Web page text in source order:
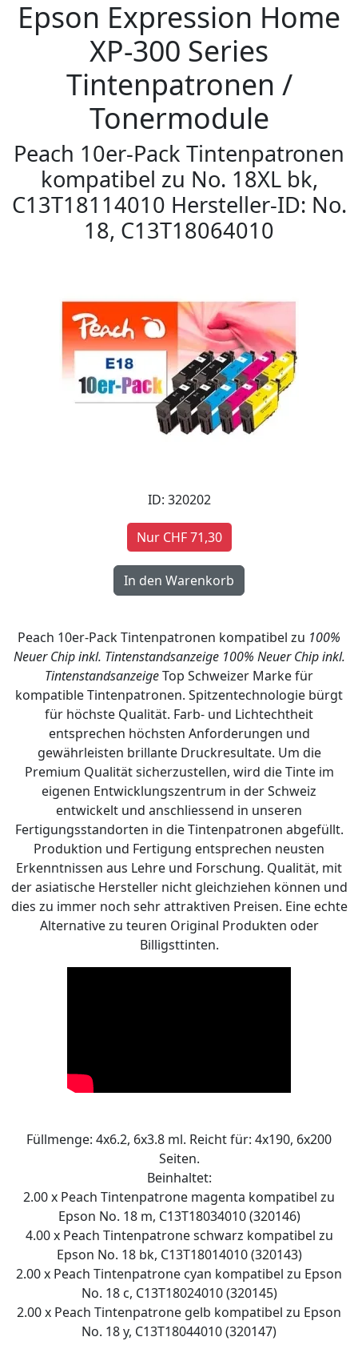
Epson Expression Home
XP-300 Series
Tintenpatronen /
Tonermodule
Peach 10er-Pack Tintenpatronen
kompatibel zu No. 18XL bk,
C13T18114010 Hersteller-ID: No.
18, C13T18064010
ID: 320202
Nur CHF 71,30
Peach 10er-Pack Tintenpatronen kompatibel zu 100%
Neuer Chip inkl. Tintenstandsanzeige 100% Neuer Chip inkl.
TintenstandsanzeigeTop Schweizer Marke für
kompatible Tintenpatronen. Spitzentechnologie bürgt
für höchste Qualität. Farb- und Lichtechtheit
entsprechen höchsten Anforderungen und
gewährleisten brillante Druckresultate. Um die
Premium Qualität sicherzustellen, wird die Tinte im
eigenen Entwicklungszentrum in der Schweiz
entwickelt und anschliessend in unseren
Fertigungsstandorten in die Tintenpatronen abgefüllt.
Produktion und Fertigung entsprechen neusten
Erkenntnissen aus Lehre und Forschung. Qualität, mit
der asiatische Hersteller nicht gleichziehen können und
dies zu immer noch sehr attraktiven Preisen. Eine echte
Alternative zu teuren Original Produkten oder
Billigsttinten.
Füllmenge: 4x6.2, 6x3.8 ml. Reicht für: 4x190, 6x200
Seiten.
Beinhaltet:
2.00 x Peach Tintenpatrone magenta kompatibel zu
Epson No. 18 m, C13T18034010 (320146)
4.00 x Peach Tintenpatrone schwarz kompatibel zu
Epson No. 18 bk, C13T18014010 (320143)
2.00 x Peach Tintenpatrone cyan kompatibel zu Epson
No. 18 c, C13T18024010 (320145)
2.00 x Peach Tintenpatrone gelb kompatibel zu Epson
No. 18 y, C13T18044010 (320147)